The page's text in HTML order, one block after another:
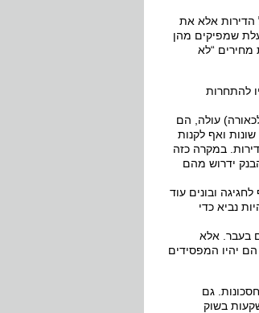
הדירות אלא את
שמפיקים מהן
מחירים “לא
להתחרות
עולה, הם
ואף לקנות
במקרה כזה
ידרוש מהם
ובונים עוד
נביא כדי
בעבר. אלא
יהיו המפסידים
גם
בשוק